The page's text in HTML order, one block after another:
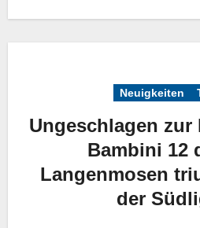
Neuigkeiten
Ungeschlagen zur
Bambini 12
Langenmosen
der